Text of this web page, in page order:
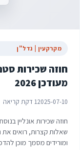
מקרקעין | נדל"ן
חוזה שכירות
מעודכן 2026
2025-07-101 דקת קריאה
חוזה שכירות אונליין
שאלות קצרות, רואים את
ומורידים מסמך מוכן